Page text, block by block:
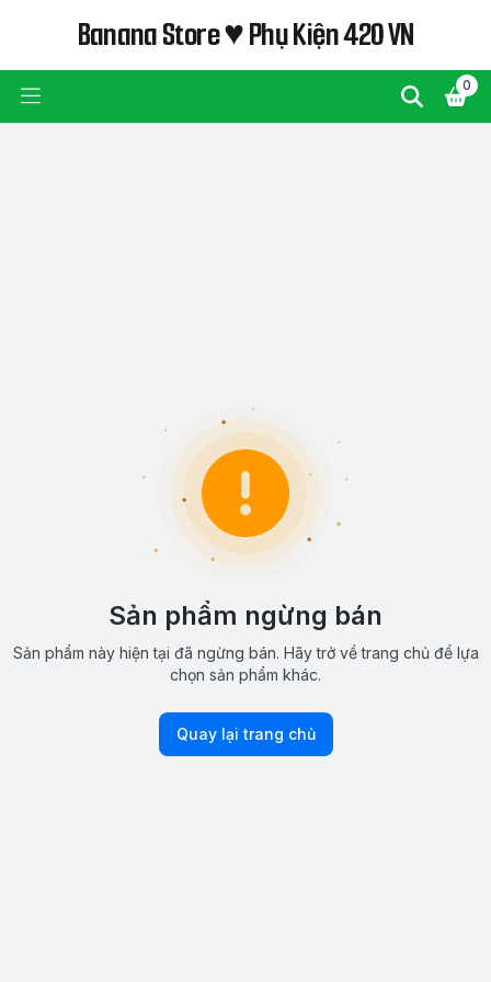
Banana Store ♥ Phụ Kiện 420 VN
0
Sản phẩm ngừng bán
Sản phẩm này hiện tại đã ngừng bán. Hãy trở về trang chủ để lựa
chọn sản phẩm khác.
Quay lại trang chủ